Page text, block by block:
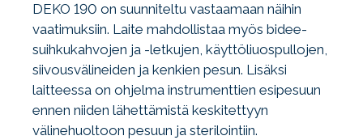
DEKO 190 on suunniteltu vastaamaan näihin
vaatimuksiin. Laite mahdollistaa myös bidee-
suihkukahvojen ja -letkujen, käyttöliuospullojen,
siivousvälineiden ja kenkien pesun. Lisäksi
laitteessa on ohjelma instrumenttien esipesuun
ennen niiden lähettämistä keskitettyyn
välinehuoltoon pesuun ja sterilointiin.